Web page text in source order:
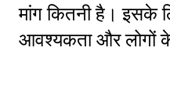
मांग कितनी है। इसके
आवश्यकता और लोगों के